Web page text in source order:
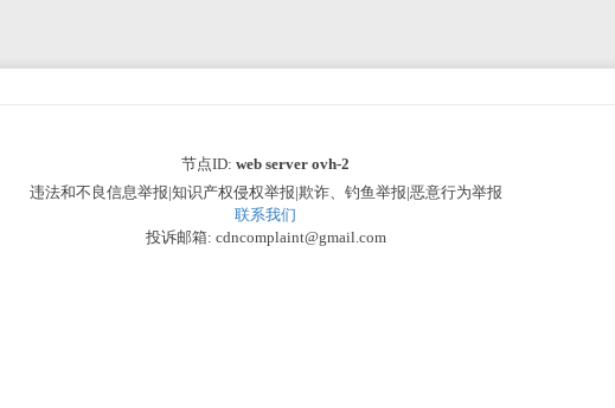
节点ID: web server ovh-2
违法和不良信息举报|知识产权侵权举报|欺诈、钓鱼举报|恶意行为举报
联系我们
投诉邮箱: cdncomplaint@gmail.com